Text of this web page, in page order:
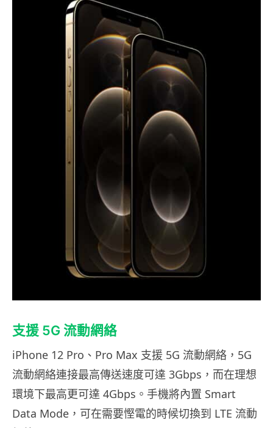
支援 5G 流動網絡
iPhone 12 Pro、Pro Max 支援 5G 流動網絡，5G
流動網絡連接最高傳送速度可達 3Gbps，而在理想
環境下最高更可達 4Gbps。手機將內置 Smart
Data Mode，可在需要慳電的時候切換到 LTE 流動